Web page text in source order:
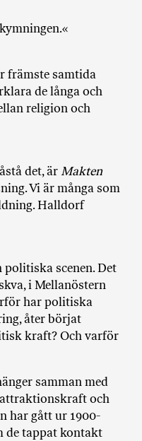
«
främste samtida
de långa och
religion och
det, är Makten
Vi är många som
Halldorf
scenen. Det
i Mellanöstern
har politiska
åter börjat
kraft? Och varför
samman med
och
har gått ur 1900-
de tappat kontakt